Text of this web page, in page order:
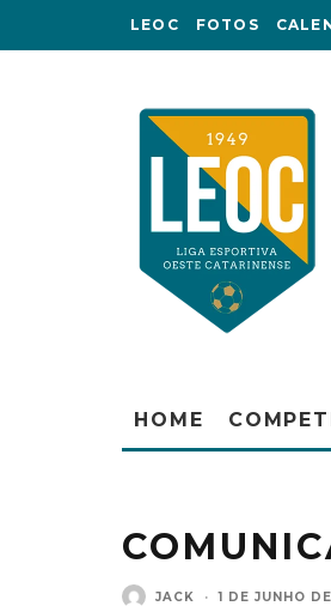
LEOC FOTOS
HOME
JACK · 1 DE JUNHO